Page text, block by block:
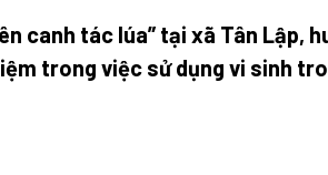
canh tác lúa” tại xã Tân Lập,
trong việc sử dụng vi sinh